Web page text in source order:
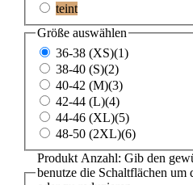
teint
Größe auswählen
36-38 (XS)(1)
38-40 (S)(2)
40-42 (M)(3)
42-44 (L)(4)
44-46 (XL)(5)
48-50 (2XL)(6)
Produkt Anzahl: Gib den
benutze die Schaltflächen um